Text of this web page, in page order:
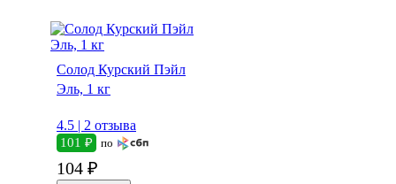
Солод Курский Пэйл
Эль, 1 кг
4.5 | 2 отзыва
101 ₽ по
104 ₽